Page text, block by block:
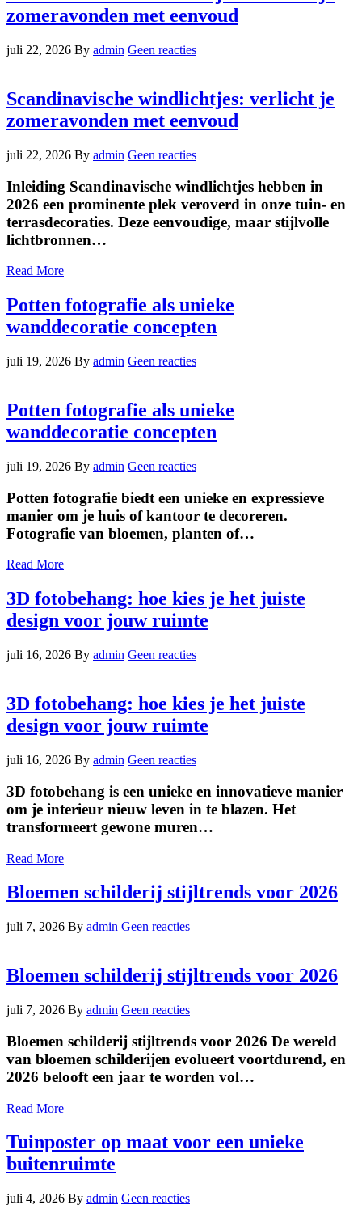
zomeravonden met eenvoud
juli 22, 2026 By admin Geen reacties
Scandinavische windlichtjes: verlicht je
zomeravonden met eenvoud
juli 22, 2026 By admin Geen reacties
Inleiding Scandinavische windlichtjes hebben in
2026 een prominente plek veroverd in onze tuin- en
terrasdecoraties. Deze eenvoudige, maar stijlvolle
lichtbronnen…
Read More
Potten fotografie als unieke
wanddecoratie concepten
juli 19, 2026 By admin Geen reacties
Potten fotografie als unieke
wanddecoratie concepten
juli 19, 2026 By admin Geen reacties
Potten fotografie biedt een unieke en expressieve
manier om je huis of kantoor te decoreren.
Fotografie van bloemen, planten of…
Read More
3D fotobehang: hoe kies je het juiste
design voor jouw ruimte
juli 16, 2026 By admin Geen reacties
3D fotobehang: hoe kies je het juiste
design voor jouw ruimte
juli 16, 2026 By admin Geen reacties
3D fotobehang is een unieke en innovatieve manier
om je interieur nieuw leven in te blazen. Het
transformeert gewone muren…
Read More
Bloemen schilderij stijltrends voor 2026
juli 7, 2026 By admin Geen reacties
Bloemen schilderij stijltrends voor 2026
juli 7, 2026 By admin Geen reacties
Bloemen schilderij stijltrends voor 2026 De wereld
van bloemen schilderijen evolueert voortdurend, en
2026 belooft een jaar te worden vol…
Read More
Tuinposter op maat voor een unieke
buitenruimte
juli 4, 2026 By admin Geen reacties